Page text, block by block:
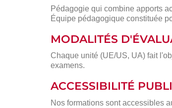
Pédagogie qui combine apports
Équipe pédagogique constituée
MODALITÉS
Chaque unité (UE/US, UA) fait
examens.
ACCESSIBILITÉ
Nos formations sont accessibles